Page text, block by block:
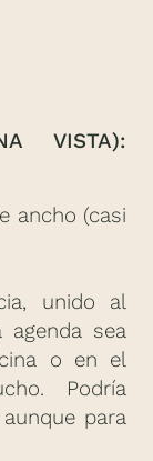
VISTA):
ancho (casi
unido al
sea
o en el
Podría
para